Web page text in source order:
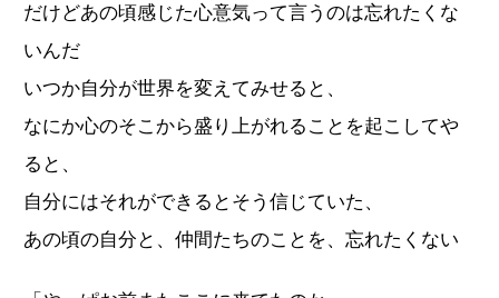
だけどあの頃感じた心意気って言うのは忘れたくな
いんだ
いつか自分が世界を変えてみせると、
なにか心のそこから盛り上がれることを起こしてや
ると、
自分にはそれができるとそう信じていた、
あの頃の自分と、仲間たちのことを、忘れたくない